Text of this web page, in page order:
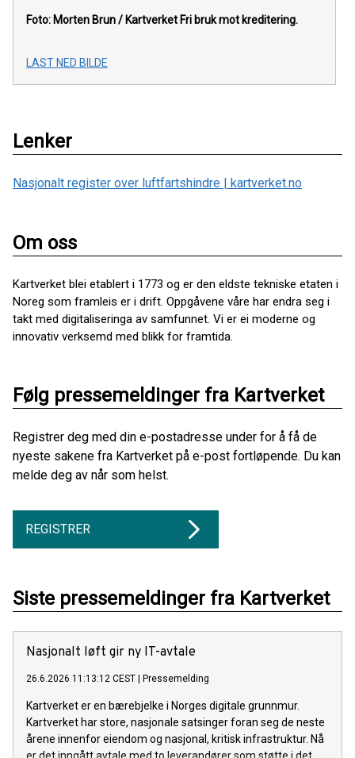
Foto: Morten Brun / KartverketFri bruk mot kreditering.
LAST NED BILDE
Lenker
Nasjonalt register over luftfartshindre | kartverket.no
Om oss
Kartverket blei etablert i 1773 og er den eldste tekniske etaten i
Noreg som framleis er i drift. Oppgåvene våre har endra seg i
takt med digitaliseringa av samfunnet. Vi er ei moderne og
innovativ verksemd med blikk for framtida.
Følg pressemeldinger fra Kartverket
Registrer deg med din e-postadresse under for å få de
nyeste sakene fra Kartverket på e-post fortløpende. Du kan
melde deg av når som helst.
REGISTRER
Siste pressemeldinger fra Kartverket
Nasjonalt løft gir ny IT-avtale
26.6.2026 11:13:12 CEST | Pressemelding
Kartverket er en bærebjelke i Norges digitale grunnmur.
Kartverket har store, nasjonale satsinger foran seg de neste
årene innenfor eiendom og nasjonal, kritisk infrastruktur. Nå
er det inngått avtale med to leverandører som støtte i det